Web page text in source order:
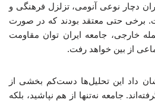
دچار نوعی آنومی، تزلزل فرهنگی و
حتی معتقد بودند که در صورت
خارجی، جامعه ایران توان مقاومت
از بین خواهد رفت.
داد این تحلیل‌ها دست‌کم بخشی از
جامعه نه‌تنها از هم نپاشید، بلکه